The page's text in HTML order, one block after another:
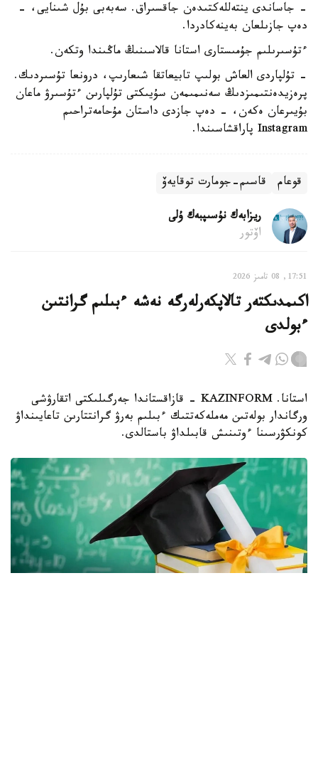
- جاساندى ينتەللەكتىدەن جاقسىراق. سەبەبى بۇل شىنايى، -
دەپ جازىلعان بەينەكادردا.
ءتۇسىرىلىم جۇمىستارى استانا قالاسىنىڭ ماڭىندا وتكەن.
- تۇلپاردى العاش بولىپ تابيعاتقا شىعارىپ، درونعا تۇسىردىك.
پرەزيدەنتىمىزدىڭ سەنىمىمەن سۇيىكتى تۇلپارىن ءتۇسىرۋ ماعان
بۇيىرعان ەكەن، - دەپ جازدى داستان مۇحامەتراحىم
Instagram پاراقشاسىندا.
قوعام قاسىم-جومارت توقايەۆ
ريزابەك نۇسىپبەك ۇلى
اۆتور
17:51, 08 تامىز 2026
اكىمدىكتەر تالاپكەرلەرگە نەشە ءبىلىم گرانتىن
ءبولدى
استانا. KAZINFORM - قازاقستاندا جەرگىلىكتى اتقارۋشى
ورگاندار بولەتىن مەملەكەتتىك ءبىلىم بەرۋ گرانتتارىن تاعايىنداۋ
كونكۋرسىنا ءوتىنىش قابىلداۋ باستالدى.